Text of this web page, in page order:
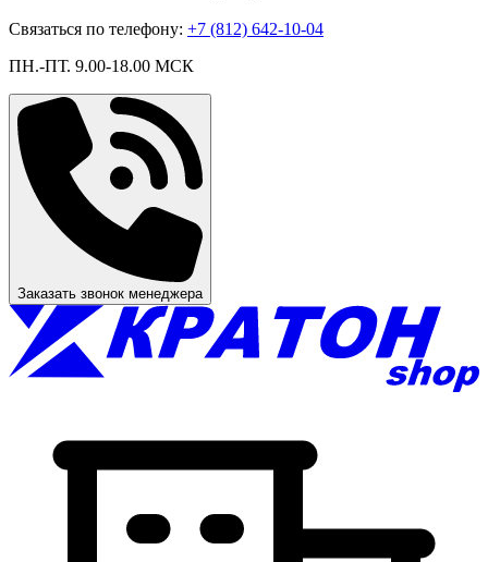
Связаться по телефону: +7 (812) 642-10-04
ПН.-ПТ. 9.00-18.00 МСК
Заказать звонок менеджера